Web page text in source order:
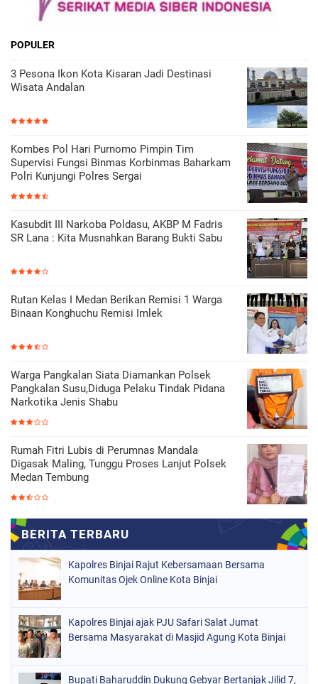
POPULER
3 Pesona Ikon Kota Kisaran Jadi Destinasi
Wisata Andalan
Kombes Pol Hari Purnomo Pimpin Tim
Supervisi Fungsi Binmas Korbinmas Baharkam
Polri Kunjungi Polres Sergai
Kasubdit III Narkoba Poldasu, AKBP M Fadris
SR Lana : Kita Musnahkan Barang Bukti Sabu
Rutan Kelas I Medan Berikan Remisi 1 Warga
Binaan Konghuchu Remisi Imlek
Warga Pangkalan Siata Diamankan Polsek
Pangkalan Susu,Diduga Pelaku Tindak Pidana
Narkotika Jenis Shabu
Rumah Fitri Lubis di Perumnas Mandala
Digasak Maling, Tunggu Proses Lanjut Polsek
Medan Tembung
Kapolres Binjai Rajut Kebersamaan Bersama
Komunitas Ojek Online Kota Binjai
Kapolres Binjai ajak PJU Safari Salat Jumat
Bersama Masyarakat di Masjid Agung Kota Binjai
Bupati Baharuddin Dukung Gebyar Bertanjak Jilid 7,